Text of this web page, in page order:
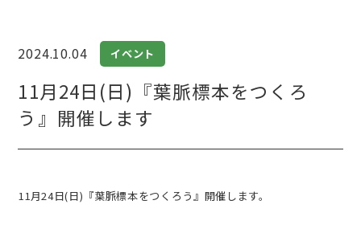
2024.10.04 イベント
11月24日(日)『葉脈標本をつくろ
う』開催します
11月24日(日)『葉脈標本をつくろう』開催します。